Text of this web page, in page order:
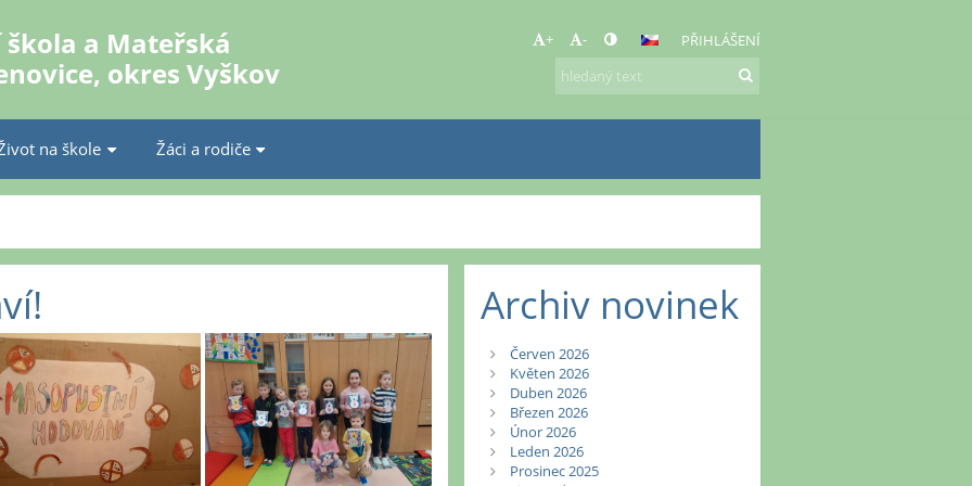
a Mateřská
okres Vyškov
+ - PŘIHLÁŠENÍ
na škole Žáci a rodiče
Archiv novinek
Červen 2026
Květen 2026
Duben 2026
Březen 2026
Únor 2026
Leden 2026
Prosinec 2025